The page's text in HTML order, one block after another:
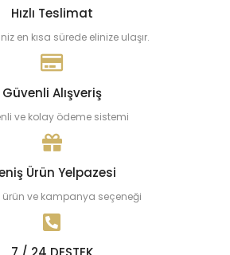
Hızlı Teslimat
en kısa sürede elinize ulaşır.
Güvenli Alışveriş
ve kolay ödeme sistemi
Ürün Yelpazesi
ürün ve kampanya seçeneği